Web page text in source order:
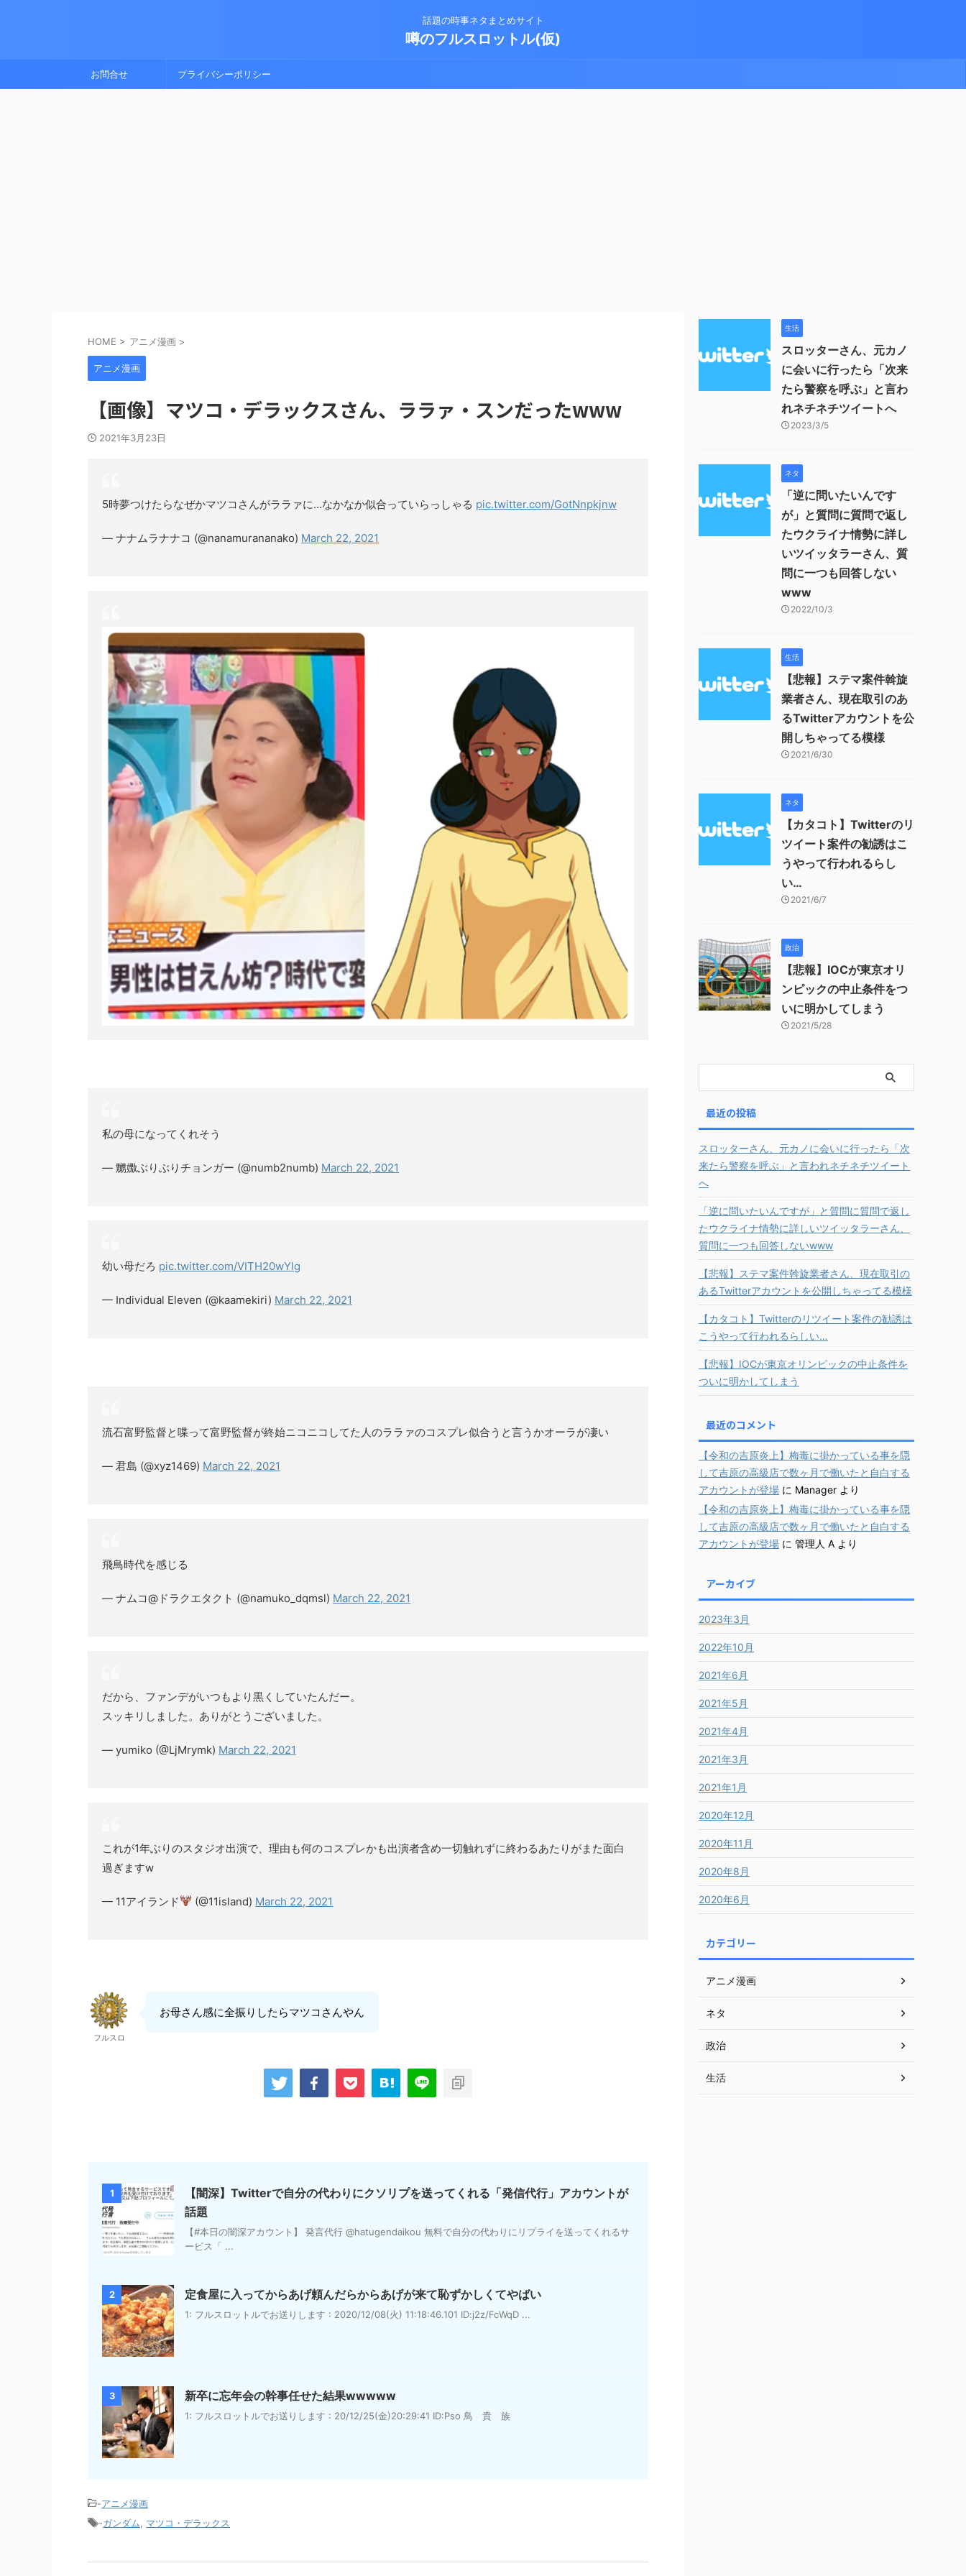
話題の時事ネタまとめサイト
噂のフルスロットル(仮)
お問合せ プライバシーポリシー
HOME > アニメ漫画 >
アニメ漫画
【画像】マツコ・デラックスさん、ララァ・スンだったwww
2021年3月23日
5時夢つけたらなぜかマツコさんがララァに…なかなか似合っていらっしゃる pic.twitter.com/GotNnpkjnw
— ナナムラナナコ (@nanamurananako) March 22, 2021
私の母になってくれそう
— 嬲嫐ぶりぶりチョンガー (@numb2numb) March 22, 2021
幼い母だろ pic.twitter.com/VITH20wYlg
— Individual Eleven (@kaamekiri) March 22, 2021
流石富野監督と喋って富野監督が終始ニコニコしてた人のララァのコスプレ似合うと言うかオーラが凄い
— 君島 (@xyz1469) March 22, 2021
飛鳥時代を感じる
— ナムコ@ドラクエタクト (@namuko_dqmsl) March 22, 2021
だから、ファンデがいつもより黒くしていたんだー。
スッキリしました。ありがとうございました。
— yumiko (@LjMrymk) March 22, 2021
これが1年ぶりのスタジオ出演で、理由も何のコスプレかも出演者含め一切触れずに終わるあたりがまた面白
過ぎますw
— 11アイランド (@11island) March 22, 2021
フルスロ
お母さん感に全振りしたらマツコさんやん
1
【闇深】Twitterで自分の代わりにクソリプを送ってくれる「発信代行」アカウントが
話題
【#本日の闇深アカウント】 発言代行 @hatugendaikou 無料で自分の代わりにリプライを送ってくれるサ
ービス「 ...
2 定食屋に入ってからあげ頼んだらからあげが来て恥ずかしくてやばい
1: フルスロットルでお送りします : 2020/12/08(火) 11:18:46.101 ID:j2z/FcWqD ...
3 新卒に忘年会の幹事任せた結果wwwww
1: フルスロットルでお送りします : 20/12/25(金)20:29:41 ID:Pso 鳥 貴 族
-アニメ漫画
-ガンダム マツコ・デラックス
生活
スロッターさん、元カノ
に会いに行ったら「次来
たら警察を呼ぶ」と言わ
れネチネチツイートへ
2023/3/5
ネタ
「逆に問いたいんです
が」と質問に質問で返し
たウクライナ情勢に詳し
いツイッタラーさん、質
問に一つも回答しない
www
2022/10/3
生活
【悲報】ステマ案件斡旋
業者さん、現在取引のあ
るTwitterアカウントを公
開しちゃってる模様
2021/6/30
ネタ
【カタコト】Twitterのリ
ツイート案件の勧誘はこ
うやって行われるらし
い…
2021/6/7
政治
【悲報】IOCが東京オリ
ンピックの中止条件をつ
いに明かしてしまう
2021/5/28
最近の投稿
スロッターさん、元カノに会いに行ったら「次
来たら警察を呼ぶ」と言われネチネチツイート
へ
「逆に問いたいんですが」と質問に質問で返し
たウクライナ情勢に詳しいツイッタラーさん、
質問に一つも回答しないwww
【悲報】ステマ案件斡旋業者さん、現在取引の
あるTwitterアカウントを公開しちゃってる模様
【カタコト】Twitterのリツイート案件の勧誘は
こうやって行われるらしい…
【悲報】IOCが東京オリンピックの中止条件を
ついに明かしてしまう
最近のコメント
【令和の吉原炎上】梅毒に掛かっている事を隠
して吉原の高級店で数ヶ月で働いたと自白する
アカウントが登場 に Manager より
【令和の吉原炎上】梅毒に掛かっている事を隠
して吉原の高級店で数ヶ月で働いたと自白する
アカウントが登場 に 管理人 A より
アーカイブ
2023年3月
2022年10月
2021年6月
2021年5月
2021年4月
2021年3月
2021年1月
2020年12月
2020年11月
2020年8月
2020年6月
カテゴリー
アニメ漫画
ネタ
政治
生活